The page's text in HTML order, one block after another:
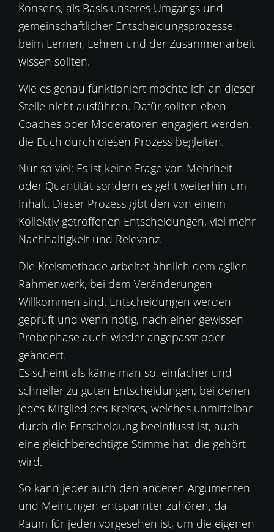
Konsens, als Basis unseres Umgangs und
gemeinschaftlicher Entscheidungsprozesse,
beim Lernen, Lehren und der Zusammenarbeit
wissen sollten.
Wie es genau funktioniert möchte ich an dieser
Stelle nicht ausführen. Dafür sollten eben
Coaches oder Moderatoren engagiert werden,
die Euch durch diesen Prozess begleiten.
Nur so viel: Es ist keine Frage von Mehrheit
oder Quantität sondern es geht weiterhin um
Inhalt. Dieser Prozess gibt den von einem
Kollektiv getroffenen Entscheidungen, viel mehr
Nachhaltigkeit und Relevanz.
Die Kreismethode arbeitet ähnlich dem agilen
Rahmenwerk, bei dem Veränderungen
Willkommen sind. Entscheidungen werden
geprüft und wenn nötig, nach einer gewissen
Probephase auch wieder angepasst oder
geändert.
Es scheint als käme man so, einfacher und
schneller zu guten Entscheidungen, bei denen
jedes Mitglied des Kreises, welches unmittelbar
durch die Entscheidung beeinflusst ist, auch
eine gleichberechtigte Stimme hat, die gehört
wird.
So kann jeder auch den anderen Argumenten
und Meinungen entspannter zuhören, da
Raum für jeden vorgesehen ist, um die eigenen